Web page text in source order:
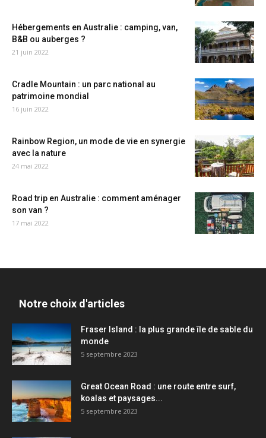
Hébergements en Australie : camping, van,
B&B ou auberges ?
21 juin 2022
Cradle Mountain : un parc national au
patrimoine mondial
16 juin 2022
Rainbow Region, un mode de vie en synergie
avec la nature
24 mai 2022
Road trip en Australie : comment aménager
son van ?
17 mai 2022
Notre choix d'articles
Fraser Island : la plus grande île de sable du
monde
5 septembre 2023
Great Ocean Road : une route entre surf,
koalas et paysages...
5 septembre 2023